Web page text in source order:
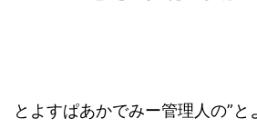
とよすぱあかでみー管理人の”と